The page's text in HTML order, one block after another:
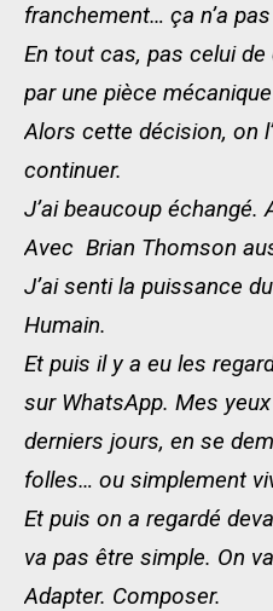
franchement… ça n’a
En tout cas, pas celui
par une pièce
Alors cette décision, on
continuer.
J’ai beaucoup échangé.
Avec Brian Thomson
J’ai senti la puissance
Humain.
Et puis il y a eu les
sur WhatsApp. Mes
derniers jours, en se
folles… ou simplement
Et puis on a regardé
va pas être simple. On
Adapter. Composer.